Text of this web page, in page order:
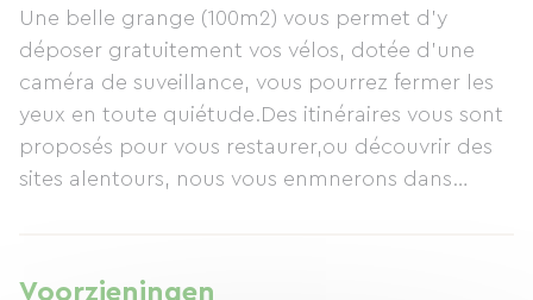
beschadigd zijn geraakt door de rivieroever, dan
staat er een koele schuur voor u klaar.
Reparatiemateriaal en water om uw fiets schoon
te maken zijn aanwezig, zodat deze weer veilig
en in perfecte staat is voor gebruik.
Une belle grange (100m2) vous permet d'y
déposer gratuitement vos vélos, dotée d'une
caméra de suveillance, vous pourrez fermer les
yeux en toute quiétude.Des itinéraires vous sont
proposés pour vous restaurer,ou découvrir des
sites alentours, nous vous enmnerons dans
A vos outils, tout est à votre disposition pour
Voorzieningen